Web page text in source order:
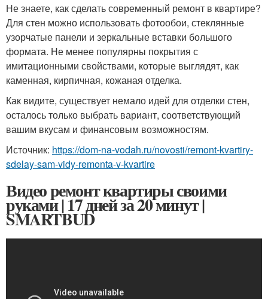
Не знаете, как сделать современный ремонт в квартире?
Для стен можно использовать фотообои, стеклянные
узорчатые панели и зеркальные вставки большого
формата. Не менее популярны покрытия с
имитационными свойствами, которые выглядят, как
каменная, кирпичная, кожаная отделка.
Как видите, существует немало идей для отделки стен,
осталось только выбрать вариант, соответствующий
вашим вкусам и финансовым возможностям.
Источник: https://dom-na-vodah.ru/novosti/remont-kvartiry-
sdelay-sam-vidy-remonta-v-kvartire
Видео ремонт квартиры своими
руками | 17 дней за 20 минут |
SMARTBUD